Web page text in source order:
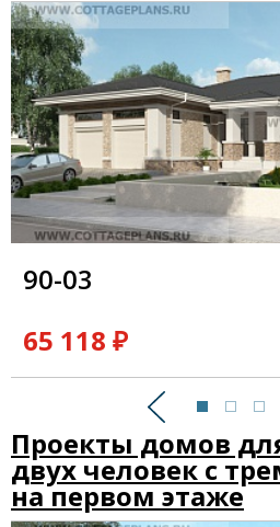
Предыдущий
90-03
65 118 ₽
Проекты домов
двух человек с
на первом этаже